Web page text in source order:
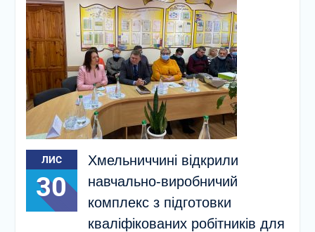
ЛИС
30
Хмельниччині відкрили
навчально-виробничий
комплекс з підготовки
кваліфікованих робітників для